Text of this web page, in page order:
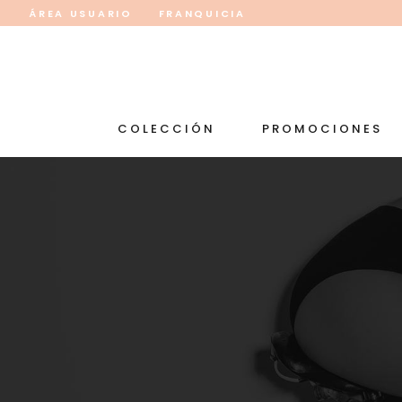
ÁREA USUARIO FRANQUICIA
COLECCIÓN PROMOCIONES